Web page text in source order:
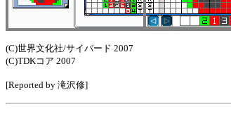
(C)世界文化社/サイバード 2007
(C)TDKコア 2007
[Reported by 滝沢修]